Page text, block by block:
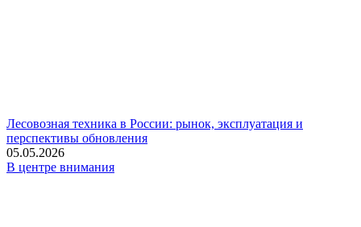
Лесовозная техника в России: рынок, эксплуатация и
перспективы обновления
05.05.2026
В центре внимания